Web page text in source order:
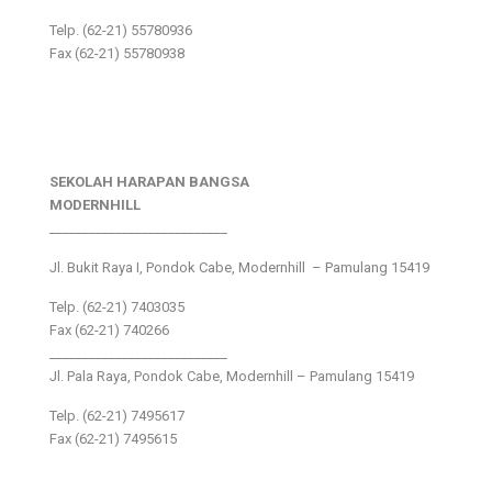
Telp. (62-21) 55780936
Fax (62-21) 55780938
SEKOLAH HARAPAN BANGSA
MODERNHILL
Jl. Bukit Raya I, Pondok Cabe, Modernhill – Pamulang 15419
Telp. (62-21) 7403035
Fax (62-21) 740266
Jl. Pala Raya, Pondok Cabe, Modernhill – Pamulang 15419
Telp. (62-21) 7495617
Fax (62-21) 7495615